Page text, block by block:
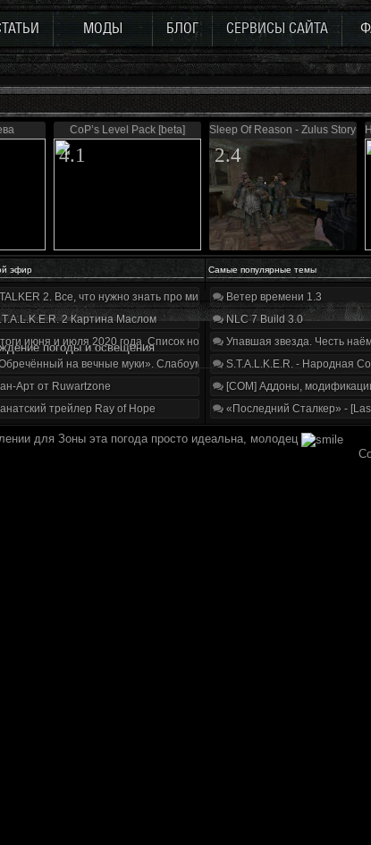
МОДЫ БЛОГ СЕРВИСЫ САЙТА
CoP’s Level Pack [beta]
4.1
Sleep Of Reason - Zulus Story
2.4
эфир Самые популярные темы
2. Все, что нужно знать про мир, геймплей и сюжет | Разбор
2 Картина Маслом
июня и июля 2020 года. Список нововведений
на вечные муки». Слабоумие и отвага
Арт от Ruwartzone
трейлер Ray of Hope
Ветер времени 1.3
NLC 7 Build 3.0
Упавшая звезда. Честь
S.T.A.L.K.E.R. - Народная
[COM] Аддоны,
«Последний Сталкер» -
погоды и освещения
для Зоны эта погода просто идеальна, молодец